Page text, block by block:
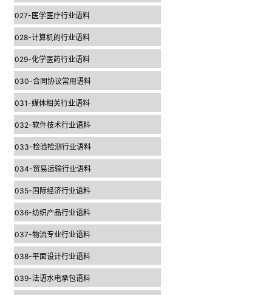
027-医学医疗行业语料
028-计算机的行业语料
029-化学医药行业语料
030-合同协议常用语料
031-媒体相关行业语料
032-软件技术行业语料
033-检验检测行业语料
034-贸易运输行业语料
035-国际经济行业语料
036-纺织产品行业语料
037-物流专业行业语料
038-平面设计行业语料
039-法语水电承包语料